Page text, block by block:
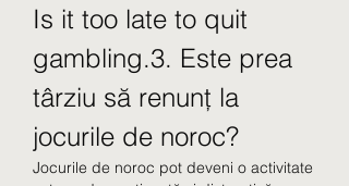
Is it too late to quit
gambling.3. Este prea
târziu să renunț la
jocurile de noroc?
Jocurile de noroc pot deveni o activitate